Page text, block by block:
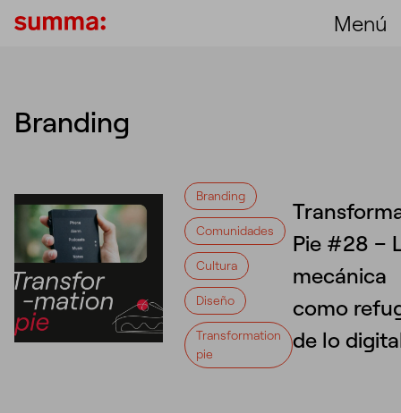
Menú
Branding
Branding
Comunidades
Cultura
Diseño
Transformation
pie
Pie #28 –
mecánica
como
de lo